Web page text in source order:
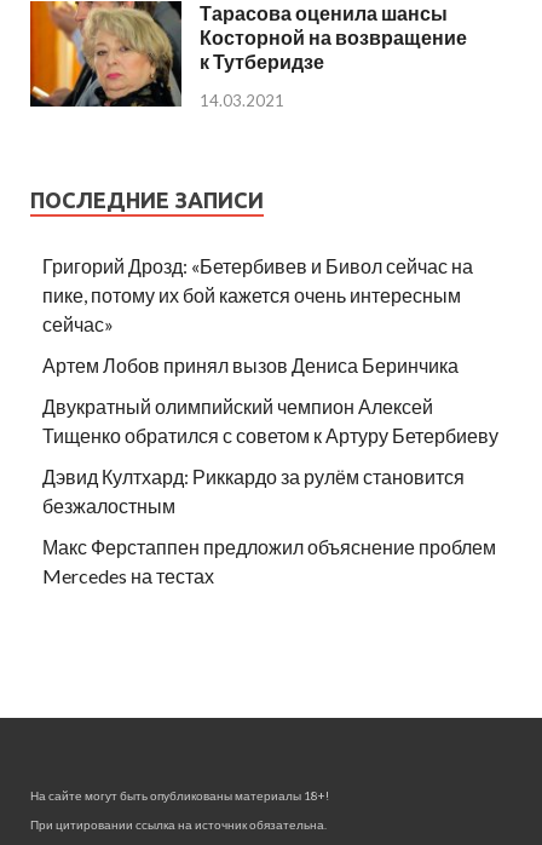
Тарасова оценила шансы
Косторной на возвращение
к Тутберидзе
14.03.2021
ПОСЛЕДНИЕ ЗАПИСИ
Григорий Дрозд: «Бетербивев и Бивол сейчас на
пике, потому их бой кажется очень интересным
сейчас»
Артем Лобов принял вызов Дениса Беринчика
Двукратный олимпийский чемпион Алексей
Тищенко обратился с советом к Артуру Бетербиеву
Дэвид Култхард: Риккардо за рулём становится
безжалостным
Макс Ферстаппен предложил объяснение проблем
Mercedes на тестах
На сайте могут быть опубликованы материалы 18+!
При цитировании ссылка на источник обязательна.